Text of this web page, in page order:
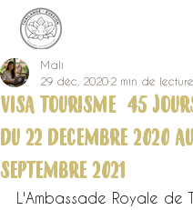
VISA TOURISME 45
DU 22 DECEMBRE 2020
SEPTEMBRE 2021​
Mali
29 déc. 2020 2 min de lecture
L'Ambassade Royale de